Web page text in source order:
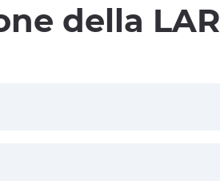
della LAR